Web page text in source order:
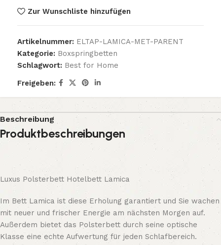
Zur Wunschliste hinzufügen
Artikelnummer: ELTAP-LAMICA-MET-PARENT
Kategorie: Boxspringbetten
Schlagwort: Best for Home
Freigeben:
Beschreibung
Produktbeschreibungen
Luxus Polsterbett Hotelbett Lamica
Im Bett Lamica ist diese Erholung garantiert und Sie wachen
mit neuer und frischer Energie am nächsten Morgen auf.
Außerdem bietet das Polsterbett durch seine optische
Klasse eine echte Aufwertung für jeden Schlafbereich.